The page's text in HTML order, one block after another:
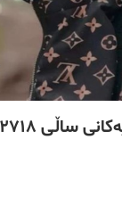
کرایەوە